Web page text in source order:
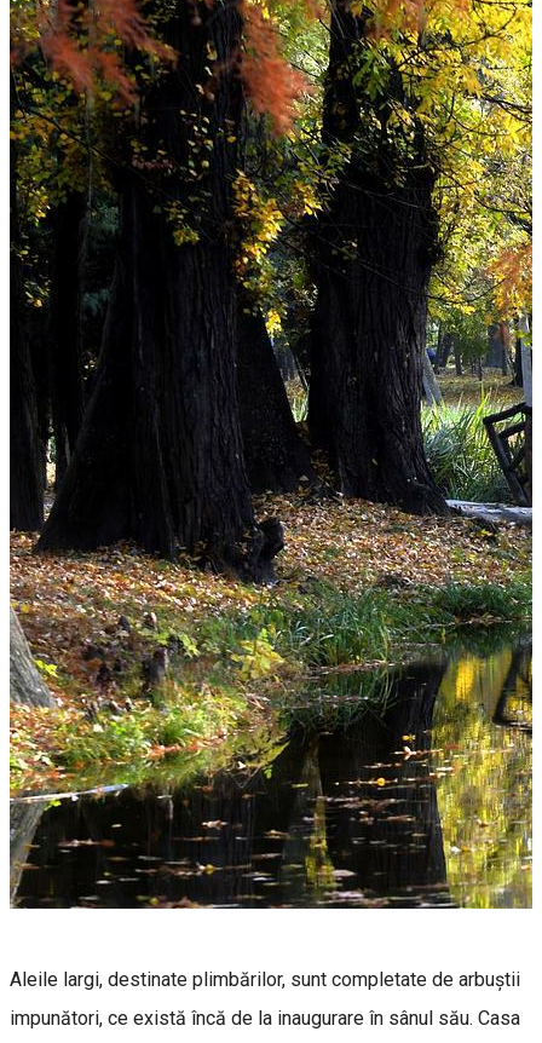
Aleile largi, destinate plimbărilor, sunt completate de arbuștii
impunători, ce există încă de la inaugurare în sânul său. Casa